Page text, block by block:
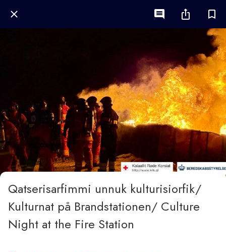
Qatserisarfimmi unnuk kulturisiorfik/
Kulturnat på Brandstationen/ Culture
Night at the Fire Station